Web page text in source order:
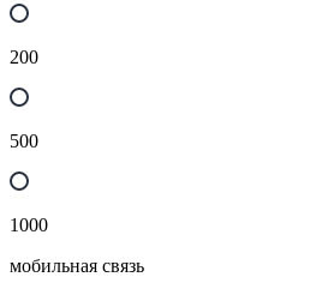
200
500
1000
мобильная связь